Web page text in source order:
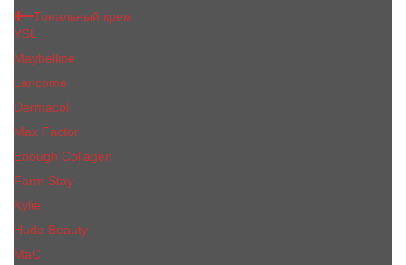
Тональный крем
YSL
Maybelline
Lancome
Dermacol
Max Factor
Enough Collagen
Farm Stay
Kylie
Huda Beauty
МаС